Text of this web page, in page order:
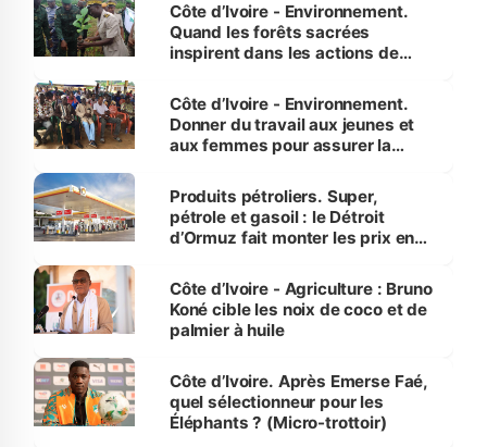
Côte d’Ivoire - Environnement.
Quand les forêts sacrées
inspirent dans les actions de
Côte d’Ivoire - Environnement.
Donner du travail aux jeunes et
aux femmes pour assurer la
menacées
Produits pétroliers. Super,
pétrole et gasoil : le Détroit
d’Ormuz fait monter les prix en
Côte d’Ivoire - Agriculture : Bruno
Koné cible les noix de coco et de
palmier à huile
Côte d’Ivoire. Après Emerse Faé,
quel sélectionneur pour les
Éléphants ? (Micro-trottoir)